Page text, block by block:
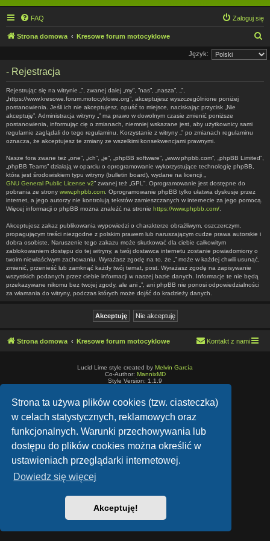
Strona ta używa plików cookies (tzw. ciasteczka)
w celach statystycznych, reklamowych oraz
funkcjonalnych. Warunki przechowywania lub
dostępu do plików cookies można określić w
ustawieniach przeglądarki internetowej.
Dowiedz się więcej
Akceptuję!
FAQ Zaloguj się
Strona domowa Kresowe forum motocyklowe
z
Język:
- Rejestracja
Rejestrując się na witrynie „”, zwanej dalej „my”, ”nas”, „nasza”, „”,
„https://www.kresowe.forum.motocyklowe.org”, akceptujesz wyszczególnione poniżej
postanowienia. Jeśli ich nie akceptujesz, opuść to miejsce, naciskając przycisk „Nie
akceptuję”. Administracja witryny „” ma prawo w dowolnym czasie zmienić poniższe
postanowienia, informując cię o zmianach, niemniej wskazane jest, aby użytkownicy sami
regularnie zaglądali do tego regulaminu. Korzystanie z witryny „” po zmianach regulaminu
oznacza, że akceptujesz te zmiany ze wszelkimi konsekwencjami prawnymi.
Nasze fora zwane też „one”, „ich”, „je”, „phpBB software”, „www.phpbb.com”, „phpBB Limited”,
„phpBB Teams” działają w oparciu o oprogramowanie wykorzystujące technologię phpBB,
która jest środowiskiem typu witryny (bulletin board), wydane na licencji „
GNU General Public License v2” zwanej też „GPL”. Oprogramowanie jest dostępne do
pobrania ze strony www.phpbb.com . Oprogramowanie phpBB tylko ułatwia dyskusje przez
internet, a jego autorzy nie kontrolują tekstów zamieszczanych w internecie za jego pomocą.
Więcej informacji o phpBB można znaleźć na stronie https://www.phpbb.com/
Akceptujesz zakaz publikowania wypowiedzi o charakterze obraźliwym, oszczerczym,
propagującym treści niezgodne z polskim prawem lub naruszającym cudze prawa autorskie i
dobra osobiste. Naruszenie tego zakazu może skutkować dla ciebie całkowitym
zablokowaniem dostępu do tej witryny, a twój dostawca internetu zostanie powiadomiony o
twoim niewłaściwym zachowaniu. Wyrażasz zgodę na to, że „” może w każdej chwili usunąć,
zmienić, przenieść lub zamknąć każdy twój temat, post. Wyrażasz zgodę na zapisywanie
wszystkich podanych przez ciebie informacji w naszej bazie danych. Informacje te nie będą
przekazywane nikomu bez twojej zgody, ale ani „”, ani phpBB nie ponosi odpowiedzialności
za włamania do witryny, podczas których może dojść do kradzieży danych.
Strona domowa Kresowe forum motocyklowe Kontakt z nami
Lucid Lime style created by Melvin García
Co-Author: MannixMD
Style Version: 1.1.9
Polski pakiet językowy dostarcza
phpBB.pl